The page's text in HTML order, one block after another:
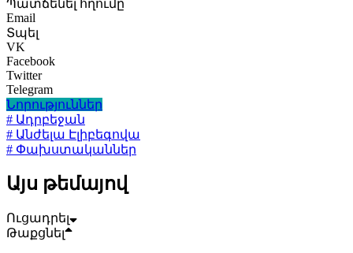
Պատճենել հղումը
Email
Տպել
VK
Facebook
Twitter
Telegram
Նորություններ
# Ադրբեջան
# Անժելա Էլիբեգովա
# Փախստականներ
Այս թեմայով
Ուցադրել
Թաքցնել